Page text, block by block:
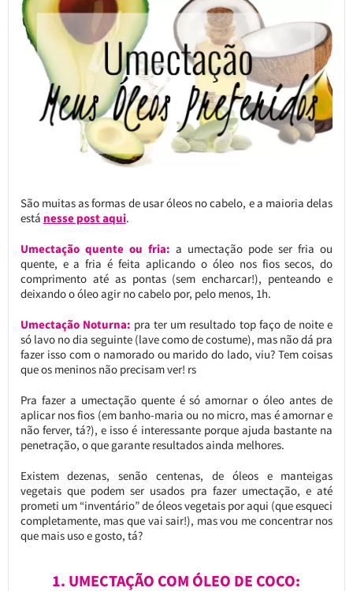
São muitas as formas de usar óleos no cabelo, e a maioria delas
está nesse post aqui.
Umectação quente ou fria: a umectação pode ser fria ou
quente, e a fria é feita aplicando o óleo nos fios secos, do
comprimento até as pontas (sem encharcar!), penteando e
deixando o óleo agir no cabelo por, pelo menos, 1h.
Umectação Noturna: pra ter um resultado top faço de noite e
só lavo no dia seguinte (lave como de costume), mas não dá pra
fazer isso com o namorado ou marido do lado, viu? Tem coisas
que os meninos não precisam ver! rs
Pra fazer a umectação quente é só amornar o óleo antes de
aplicar nos fios (em banho-maria ou no micro, mas é amornar e
não ferver, tá?), e isso é interessante porque ajuda bastante na
penetração, o que garante resultados ainda melhores.
Existem dezenas, senão centenas, de óleos e manteigas
vegetais que podem ser usados pra fazer umectação, e até
prometi um “inventário” de óleos vegetais por aqui (que esqueci
completamente, mas que vai sair!), mas vou me concentrar nos
que mais uso e gosto, tá?
1. UMECTAÇÃO COM ÓLEO DE COCO: